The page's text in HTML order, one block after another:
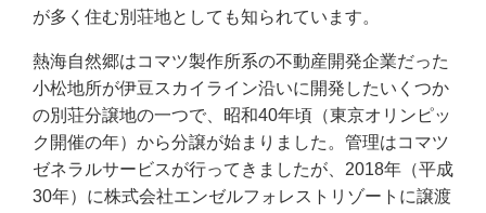
が多く住む別荘地としても知られています。
熱海自然郷はコマツ製作所系の不動産開発企業だった
小松地所が伊豆スカイライン沿いに開発したいくつか
の別荘分譲地の一つで、昭和40年頃（東京オリンピッ
ク開催の年）から分譲が始まりました。管理はコマツ
ゼネラルサービスが行ってきましたが、2018年（平成
30年）に株式会社エンゼルフォレストリゾートに譲渡